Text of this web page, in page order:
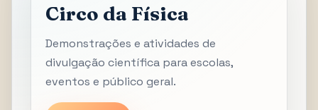
Circo da Física
Demonstrações e atividades de
divulgação científica para escolas,
eventos e público geral.